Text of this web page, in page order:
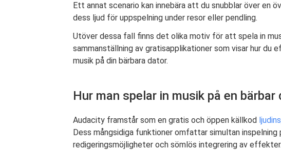
Ett annat scenario kan innebära att du snubblar över en
dess ljud för uppspelning under resor eller pendling.
Utöver dessa fall finns det olika motiv för att spela in
sammanställning av gratisapplikationer som visar hur
musik på din bärbara dator.
Hur man spelar in musik på en
Audacity framstår som en gratis och öppen källkod
Dess mångsidiga funktioner omfattar simultan inspelning
redigeringsmöjligheter och sömlös integrering av